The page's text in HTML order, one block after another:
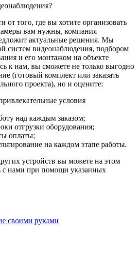
где вы хотите организовать
вам нужны, компания
актуальные решения. Мы
систем видеонаблюдения, подбором
и его монтажом на объекте
к нам, вы сможете не только выгодно
(готовый комплект или заказать
проекта), но и оцените:
условия
над каждым заказом;
отгрузки оборудования;
оплаты;
на каждом этапе работы.
устройств вы можете на этом
с нами при помощи указанных
своими руками